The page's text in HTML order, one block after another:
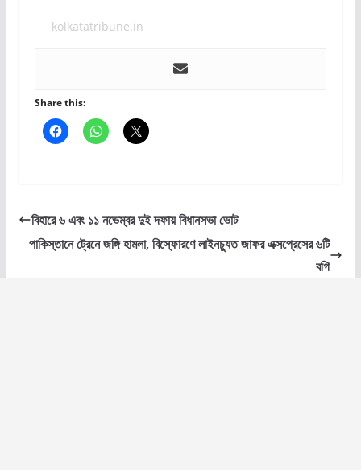
kolkatatribune.in
Share this:
বিহারে ৬ এবং ১১ নভেম্বর দুই দফায় বিধানসভা ভোট
পাকিস্তানে ট্রেনে জঙ্গি হামলা, বিস্ফোরণে লাইনচ্যুত জাফর এক্সপ্রেসের ৬টি
বগি